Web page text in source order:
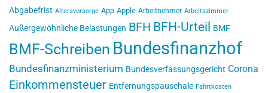
Abgabefrist Altersvorsorge App Apple Arbeitnehmer Arbeitszimmer
Außergewöhnliche Belastungen BFH BFH-Urteil BMF
BMF-Schreiben Bundesfinanzhof
Bundesfinanzministerium Bundesverfassungsgericht Corona
Einkommensteuer Entfernungspauschale Fahrtkosten